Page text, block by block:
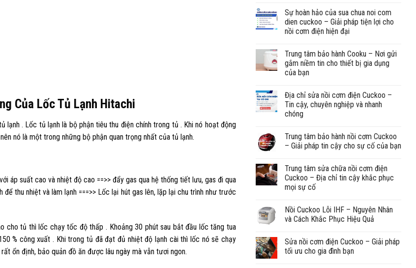
Của Lốc Tủ Lạnh Hitachi
lạnh . Lốc tủ lạnh là bộ phận tiêu thu điện chính trong tủ . Khi nó hoạt động
nó là một trong những bộ phận quan trọng nhất của tủ lạnh.
áp suất cao và nhiệt độ cao ==>> đẩy gas qua hệ thống tiết lưu, gas đi qua
thu nhiệt và làm lạnh ===>> Lốc lại hút gas lên, lặp lại chu trình như trước
cho tủ thì lốc chạy tốc độ thấp . Khoảng 30 phút sau bắt đầu lốc tăng tua
% công xuất . Khi trong tủ đã đạt đủ nhiệt độ lạnh cài thì lốc nó sẽ chạy
ổn định, bảo quản đồ ăn được lâu ngày mà vẫn tươi ngon.
Sự hoàn hảo của sua chua noi com
dien cuckoo – Giải pháp tiện lợi cho
nồi cơm điện hiện đại
Trung tâm bảo hành Cooku – Nơi gửi
gắm niềm tin cho thiết bị gia dụng
của bạn
Địa chỉ sửa nồi cơm điện Cuckoo –
Tin cậy, chuyên nghiệp và nhanh
chóng
Trung tâm bảo hành nồi cơm Cuckoo
– Giải pháp tin cậy cho sự cố của bạn
Trung tâm sửa chữa nồi cơm điện
Cuckoo – Địa chỉ tin cậy khắc phục
mọi sự cố
Nồi Cuckoo Lỗi IHF – Nguyên Nhân
và Cách Khắc Phục Hiệu Quả
Sửa nồi cơm điện Cuckoo – Giải pháp
tối ưu cho gia đình bạn